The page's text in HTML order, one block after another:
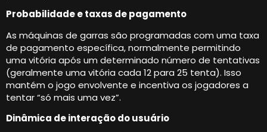
Probabilidade e taxas de pagamento
As máquinas de garras são programadas com uma taxa
de pagamento específica, normalmente permitindo
uma vitória após um determinado número de tentativas
(geralmente uma vitória cada 12 para 25 tenta). Isso
mantém o jogo envolvente e incentiva os jogadores a
tentar “só mais uma vez”.
Dinâmica de interação do usuário